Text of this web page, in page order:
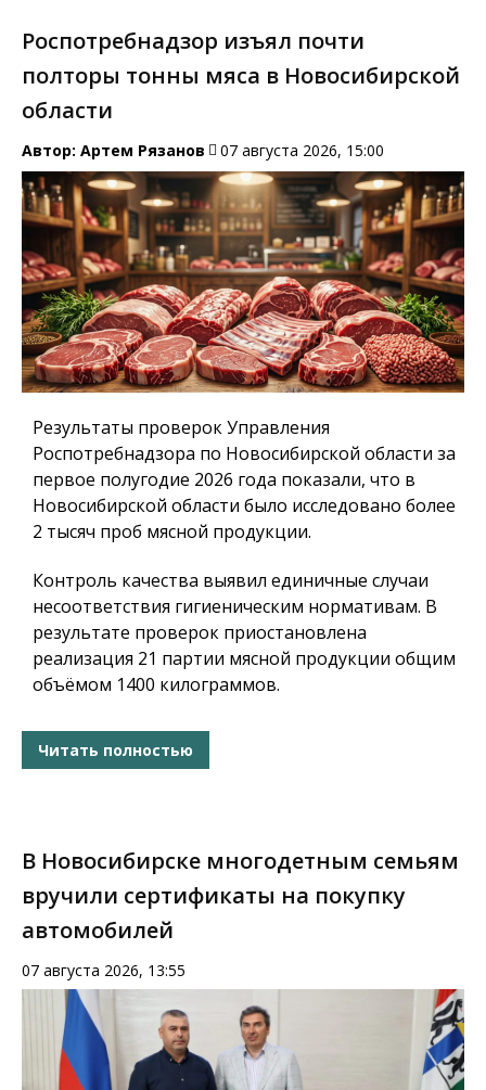
Роспотребнадзор изъял почти
полторы тонны мяса в Новосибирской
области
Автор: Артем Рязанов 07 августа 2026, 15:00
Результаты проверок Управления
Роспотребнадзора по Новосибирской области за
первое полугодие 2026 года показали, что в
Новосибирской области было исследовано более
2 тысяч проб мясной продукции.
Контроль качества выявил единичные случаи
несоответствия гигиеническим нормативам. В
результате проверок приостановлена
реализация 21 партии мясной продукции общим
объёмом 1400 килограммов.
Читать полностью
В Новосибирске многодетным семьям
вручили сертификаты на покупку
автомобилей
07 августа 2026, 13:55